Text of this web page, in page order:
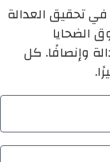
تحقيق العدالة
الضحايا
وإنصافًا. كل